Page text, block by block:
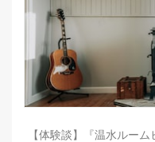
【体験談】『温水ルー